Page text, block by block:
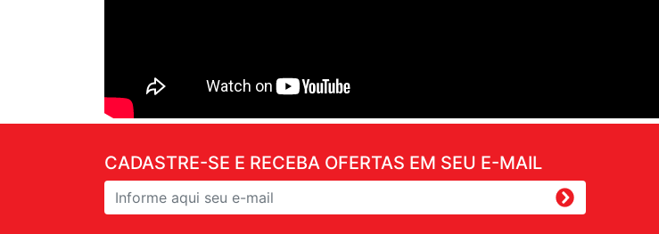
CADASTRE-SE E RECEBA OFERTAS EM SEU E-MAIL